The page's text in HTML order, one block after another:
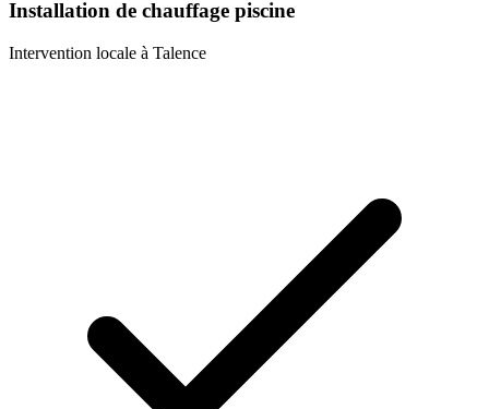
Installation de chauffage piscine
Intervention locale à Talence